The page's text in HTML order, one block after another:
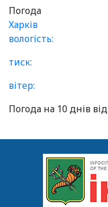
Погода
Харків
вологість:
тиск:
вітер:
Погода на 10 днів від